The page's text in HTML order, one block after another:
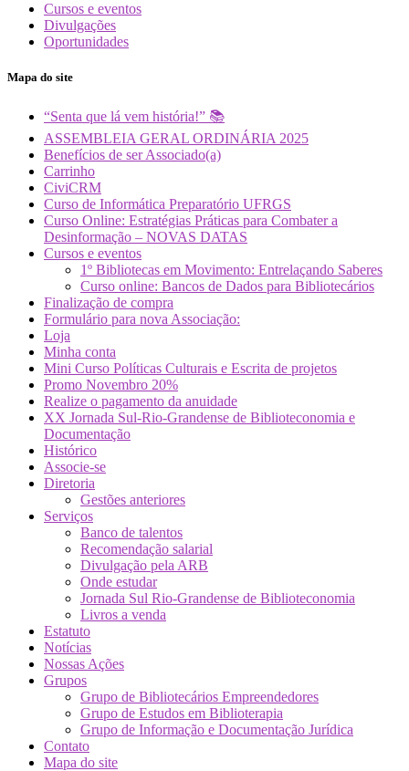
Cursos e eventos
Divulgações
Oportunidades
Mapa do site
“Senta que lá vem história!” 📚
ASSEMBLEIA GERAL ORDINÁRIA 2025
Benefícios de ser Associado(a)
Carrinho
CiviCRM
Curso de Informática Preparatório UFRGS
Curso Online: Estratégias Práticas para Combater a
Desinformação – NOVAS DATAS
Cursos e eventos
1º Bibliotecas em Movimento: Entrelaçando Saberes
Curso online: Bancos de Dados para Bibliotecários
Finalização de compra
Formulário para nova Associação:
Loja
Minha conta
Mini Curso Políticas Culturais e Escrita de projetos
Promo Novembro 20%
Realize o pagamento da anuidade
XX Jornada Sul-Rio-Grandense de Biblioteconomia e
Documentação
Histórico
Associe-se
Diretoria
Gestões anteriores
Serviços
Banco de talentos
Recomendação salarial
Divulgação pela ARB
Onde estudar
Jornada Sul Rio-Grandense de Biblioteconomia
Livros a venda
Estatuto
Notícias
Nossas Ações
Grupos
Grupo de Bibliotecários Empreendedores
Grupo de Estudos em Biblioterapia
Grupo de Informação e Documentação Jurídica
Contato
Mapa do site